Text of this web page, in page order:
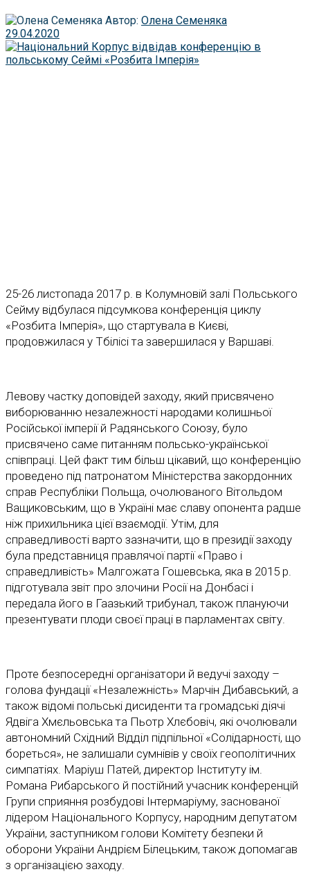
Автор: Олена Семеняка
29.04.2020
25-26 листопада 2017 p. в Колумновiй залi Польського
Сейму вiдбулася пiдсумкова конференцiя циклу
«Розбита Iмперiя», що стартувала в Києві,
продовжилася у Тбілісі та завершилася у Варшаві.
Левову частку доповідей заходу, який присвячено
виборюванню незалежності народами колишньої
Російської імперії й Радянського Союзу, було
присвячено саме питанням польсько-української
співпраці. Цей факт тим більш цікавий, що конференцію
проведено під патронатом Міністерства закордонних
справ Республіки Польща, очолюваного Вітольдом
Ващиковським, що в Україні має славу опонента радше
ніж прихильника цієї взаємодії. Утім, для
справедливості варто зазначити, що в президії заходу
була представниця правлячої партії «Право і
справедливість» Малгожата Гошевська, яка в 2015 р.
підготувала звіт про злочини Росії на Донбасі і
передала його в Гаазький трибунал, також плануючи
презентувати плоди своєї праці в парламентах світу.
Проте безпосередні організатори й ведучі заходу –
голова фундації «Незалежність» Марчін Дибавський, а
також відомі польські дисиденти та громадські діячі
Ядвіга Хмєльовська та Пьотр Хлєбовіч, які очолювали
автономний Східний Відділ підпільної «Солідарності, що
бореться», не залишали сумнівів у своїх геополітичних
симпатіях. Маріуш Патей, директор Інституту ім.
Романа Рибарського й постійний учасник конференцій
Групи сприяння розбудові Інтермаріуму, заснованої
лідером Національного Корпусу, народним депутатом
України, заступником голови Комітету безпеки й
оборони України Андрієм Білецьким, також допомагав
з організацією заходу.